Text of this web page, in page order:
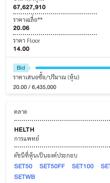
67,627,910
ราคาเฉลี่ย**
20.06
ราคา Floor
14.00
Bid
ราคาเสนอซื้อ/ปริมาณ (หุ้น)
20.00 / 6,435,000
ตลาด
HELTH
การแพทย์
ดัชนีที่หุ้นเป็นองค์ประกอบ
SET50 SET50FF SET100
SETWB